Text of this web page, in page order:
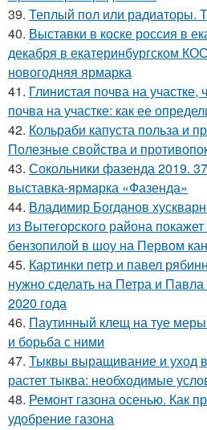
39. Теплый пол или радиаторы.
40. Выставки в коске россия в
декабря в екатеринбургском
новогодняя ярмарка
41. Глинистая почва на участке,
почва на участке: как ее
42. Кольраби капуста польза и
Полезные свойства и
43. Сокольники фазенда 2019.
выставка-ярмарка «Фазенда»
44. Владимир Богданов
из Вытегорского района
бензопилой в шоу на Первом
45. Картинки петр и павел
нужно сделать на Петра и
2020 года
46. Паутинный клещ на туе
и борьба с ними
47. Тыквы выращивание и уход в
растет тыква: необходимые
48. Ремонт газона осенью. Как
удобрение газона